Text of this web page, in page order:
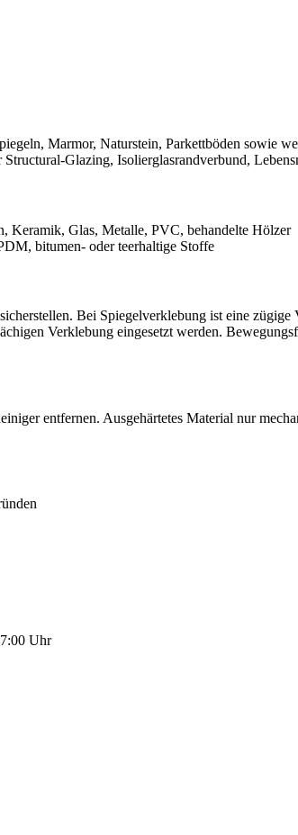
Marmor, Naturstein, Parkettböden sowie
Isolierglasrandverbund,
Keramik, Glas, Metalle, PVC, behandelte Hölzer
bitumen‑ oder teerhaltige Stoffe
Bei Spiegelverklebung ist eine
Verklebung eingesetzt werden.
entfernen. Ausgehärtetes Material nur
Uhr